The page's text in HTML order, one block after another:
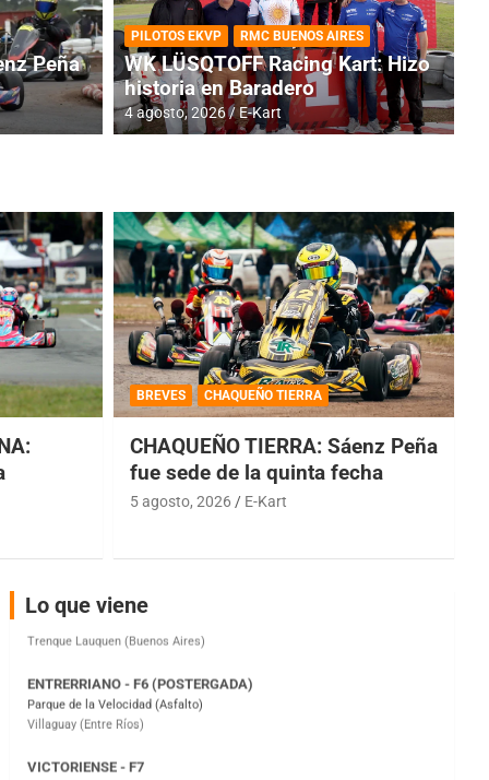
Cerró una jornada
Peña
PILOTOS EKVP RMC BUENOS AIRES
WK LÜSQTOFF Racing Kart: Hizo
historia en Baradero
4 agosto, 2026 E-Kart
BREVES CHAQUEÑO TIERRA
CHAQUEÑO TIERRA: Sáenz Peña
fue sede de la quinta fecha
5 agosto, 2026 E-Kart
Lo que viene
COBERTURA ESPECIAL DE E-KART.COM.AR
08/09-AGO
Ramiro Tot (Asfalto)
Baradero (Buenos Aires)
Parque de la Velocidad (Asfalto)
El Cerro (Tierra)
Victoria (Entre Ríos)
Moto Club Reginense (Tierra)